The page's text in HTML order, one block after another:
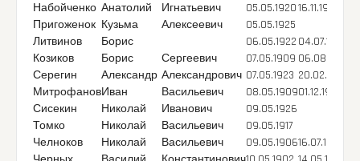
Набойченко Анатолий Игнатьевич 05.05.192016.11.1944
Пригоженок Кузьма Алексеевич
05.05.1925
Литвинов
Борис 06.05.1922 04.07.1944
Козиков
Борис Сергеевич 07.05.1909 06.08.1944
Серегин
Александр Александрович 07.05.1923 20.02.1945
МитрофановИван Васильевич 08.05.190901.12.1943
Сисекин
Николай Иванович
09.05.1926
Томко
Николай Васильевич
09.05.1917
Челноков
Николай Васильевич 09.05.190616.07.1974